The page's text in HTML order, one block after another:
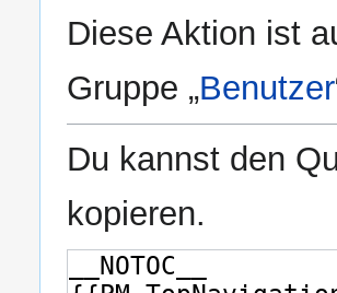
Diese Aktion ist
Gruppe „Benutzer
Du kannst den
kopieren.